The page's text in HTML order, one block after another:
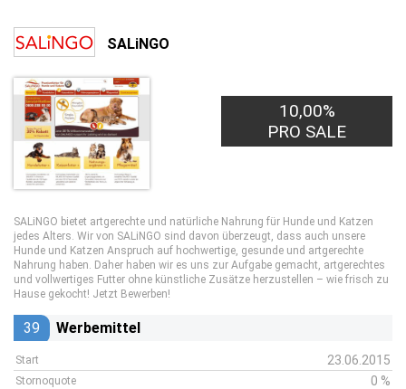
SALiNGO
10,00%
PRO SALE
SALiNGO bietet artgerechte und natürliche Nahrung für Hunde und Katzen
jedes Alters. Wir von SALiNGO sind davon überzeugt, dass auch unsere
Hunde und Katzen Anspruch auf hochwertige, gesunde und artgerechte
Nahrung haben. Daher haben wir es uns zur Aufgabe gemacht, artgerechtes
und vollwertiges Futter ohne künstliche Zusätze herzustellen – wie frisch zu
Hause gekocht! Jetzt Bewerben!
39 Werbemittel
Start 23.06.2015
Stornoquote 0 %